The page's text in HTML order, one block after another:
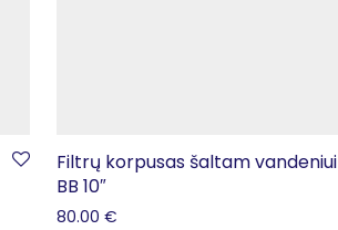
Filtrų korpusas šaltam vandeniui
BB 10″
80.00 €